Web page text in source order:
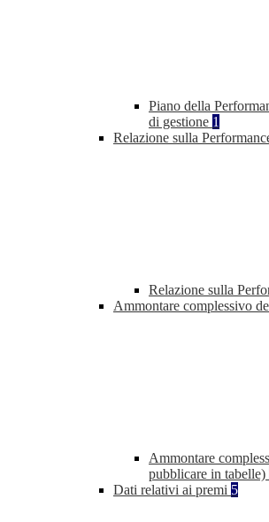
Piano della
di gestione 1
Relazione sulla
Relazione sulla
Ammontare complessivo
Ammontare
pubblicare in tabelle)
Dati relativi ai premi 5